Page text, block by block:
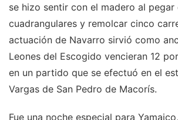
se hizo sentir con el madero al pegar
cuadrangulares y remolcar cinco
actuación de Navarro sirvió como
Leones del Escogido vencieran 12
en un partido que se efectuó en el
Vargas de San Pedro de Macorís.
Fue una noche especial para